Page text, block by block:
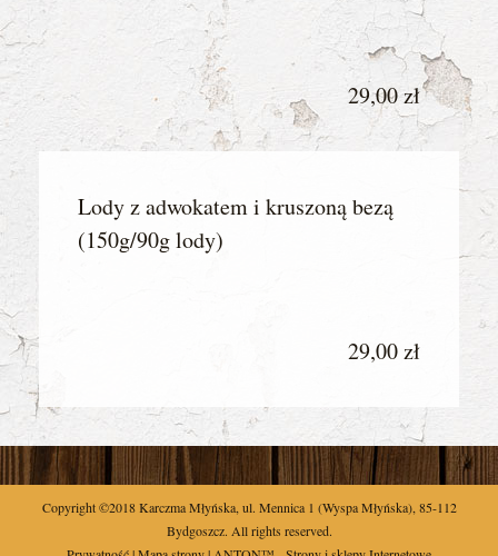
29,00 zł
Lody z adwokatem i kruszoną bezą
(150g/90g lody)
29,00 zł
Copyright ©2018Karczma Młyńska, ul. Mennica 1 (Wyspa Młyńska), 85-112
Bydgoszcz. All rights reserved.